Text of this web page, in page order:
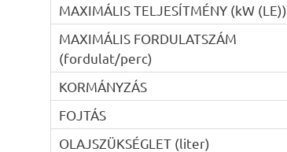
MAXIMÁLIS TELJESÍTMÉNY (kW (LE))
MAXIMÁLIS FORDULATSZÁM
(fordulat/perc)
KORMÁNYZÁS
FOJTÁS
OLAJSZÜKSÉGLET (liter)